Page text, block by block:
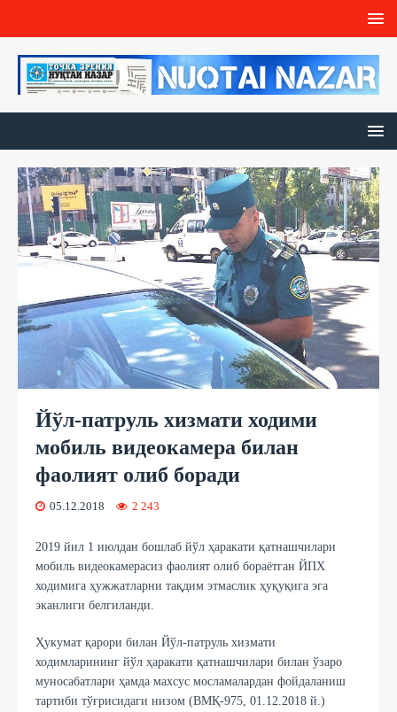
Йўл-патруль хизмати ходими
мобиль видеокамера билан
фаолият олиб боради
05.12.2018 2 243
2019 йил 1 июлдан бошлаб йўл ҳаракати қатнашчилари
мобиль видеокамерасиз фаолият олиб бораётган ЙПХ
ходимига ҳужжатларни тақдим этмаслик ҳуқуқига эга
эканлиги белгиланди.
Ҳукумат қарори билан Йўл-патруль хизмати
ходимларининг йўл ҳаракати қатнашчилари билан ўзаро
муносабатлари ҳамда махсус мосламалардан фойдаланиш
тартиби тўғрисидаги низом (ВМҚ-975, 01.12.2018 й.)